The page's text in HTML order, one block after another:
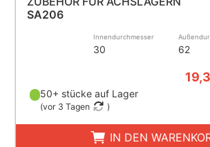
SA206
Innendurchmesser
30 62
50+ stücke auf Lager
(vor 3 Tagen )
IN DEN